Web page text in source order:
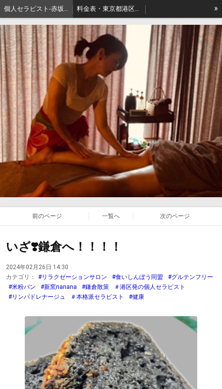
個人セラピスト-赤坂､出張リンパマッサージはアロマセジュール東京 料金表・東京都港区－本格派出張アロマオイルマッサージはセジュールへ
セジュールオーナーセラピスト健康ブログ
»
前のページ 一覧へ 次のページ
いざ❣️鎌倉へ！！！！
2024年02月26日 14:30
カテゴリ：
#リラクゼーションサロン #食いしんぼう同盟
#グルテンフリー
#米粉パン
#新窯nanana #鎌倉散策
＃港区発の個人セラピスト
#リンパドレナージュ
＃本格派セラピスト #健康